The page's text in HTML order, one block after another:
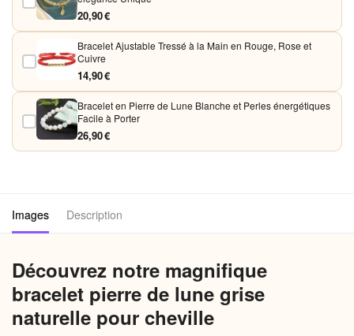
20,90 €
Bracelet Ajustable Tressé à la Main en Rouge, Rose et
Cuivre
14,90 €
Bracelet en Pierre de Lune Blanche et Perles énergétiques
Facile à Porter
26,90 €
Images Description
Découvrez notre magnifique
bracelet pierre de lune grise
naturelle pour cheville